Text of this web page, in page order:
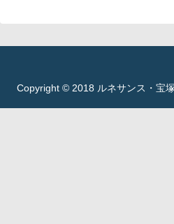
Copyright © 2018 ルネサンス・宝